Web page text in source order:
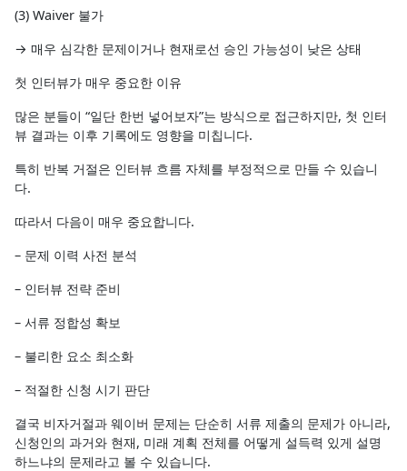
(3) Waiver 불가
→ 매우 심각한 문제이거나 현재로선 승인 가능성이 낮은 상태
첫 인터뷰가 매우 중요한 이유
많은 분들이 “일단 한번 넣어보자”는 방식으로 접근하지만, 첫 인터
뷰 결과는 이후 기록에도 영향을 미칩니다.
특히 반복 거절은 인터뷰 흐름 자체를 부정적으로 만들 수 있습니
다.
따라서 다음이 매우 중요합니다.
– 문제 이력 사전 분석
– 인터뷰 전략 준비
– 서류 정합성 확보
– 불리한 요소 최소화
– 적절한 신청 시기 판단
결국 비자거절과 웨이버 문제는 단순히 서류 제출의 문제가 아니라,
신청인의 과거와 현재, 미래 계획 전체를 어떻게 설득력 있게 설명
하느냐의 문제라고 볼 수 있습니다.